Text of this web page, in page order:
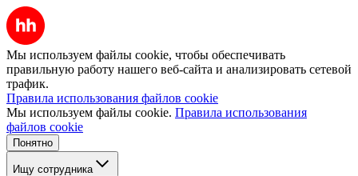
Мы используем файлы cookie, чтобы обеспечивать
правильную работу нашего веб-сайта и анализировать сетевой
трафик.
Правила использования файлов cookie
Мы используем файлы cookie. Правила использования
файлов cookie
Понятно
Ищу сотрудника